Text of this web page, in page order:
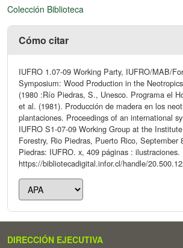
Colección Biblioteca
Cómo citar
IUFRO 1.07-09 Working Party, IUFRO/MAB/
Symposium: Wood Production in the
(1980 :Río Piedras, S., Unesco. Programa el
et al. (1981). Producción de madera en los
plantaciones. Proceedings of an international
IUFRO S1-07-09 Working Group at the
Forestry, Rio Piedras, Puerto Rico, September
Piedras: IUFRO. x, 409 páginas : ilustraciones.
https://bibliotecadigital.infor.cl/handle/
DIRECCIÓN EJECUTIVA